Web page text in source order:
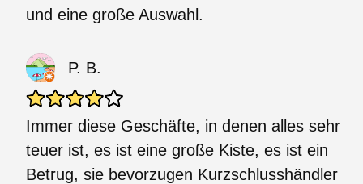
und eine große Auswahl.
P. B.
Immer diese Geschäfte, in denen alles sehr
teuer ist, es ist eine große Kiste, es ist ein
Betrug, sie bevorzugen Kurzschlusshändler